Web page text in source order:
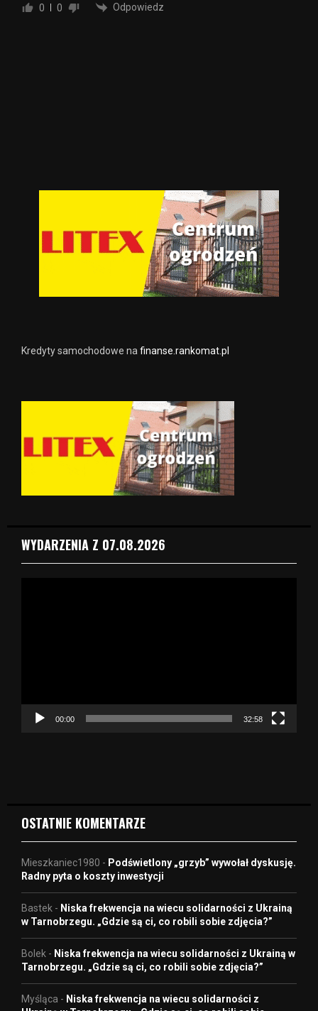
0 0 Odpowiedz
Kredyty samochodowe na finanse.rankomat.pl
WYDARZENIA Z 07.08.2026
c
00:00 32:58
OSTATNIE KOMENTARZE
Mieszkaniec1980 - Podświetlony „grzyb” wywołał dyskusję.
Radny pyta o koszty inwestycji
Bastek - Niska frekwencja na wiecu solidarności z Ukrainą
w Tarnobrzegu. „Gdzie są ci, co robili sobie zdjęcia?”
Bolek - Niska frekwencja na wiecu solidarności z Ukrainą w
Tarnobrzegu. „Gdzie są ci, co robili sobie zdjęcia?”
Myśląca - Niska frekwencja na wiecu solidarności z